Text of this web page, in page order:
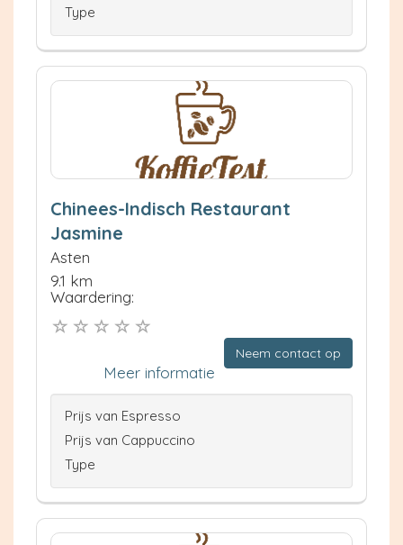
Type
Chinees-Indisch Restaurant
Jasmine
Asten
9.1 km
Waardering:
Neem contact op
Meer informatie
Prijs van Espresso
Prijs van Cappuccino
Type